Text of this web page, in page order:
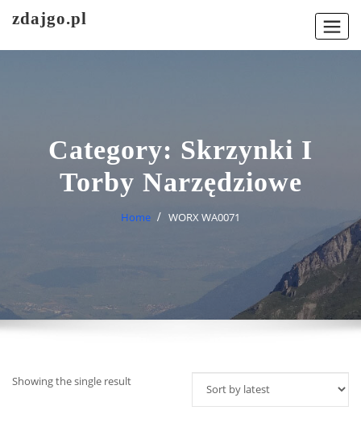
zdajgo.pl
Category: Skrzynki I
Torby Narzędziowe
Home WORX WA0071
Showing the single result